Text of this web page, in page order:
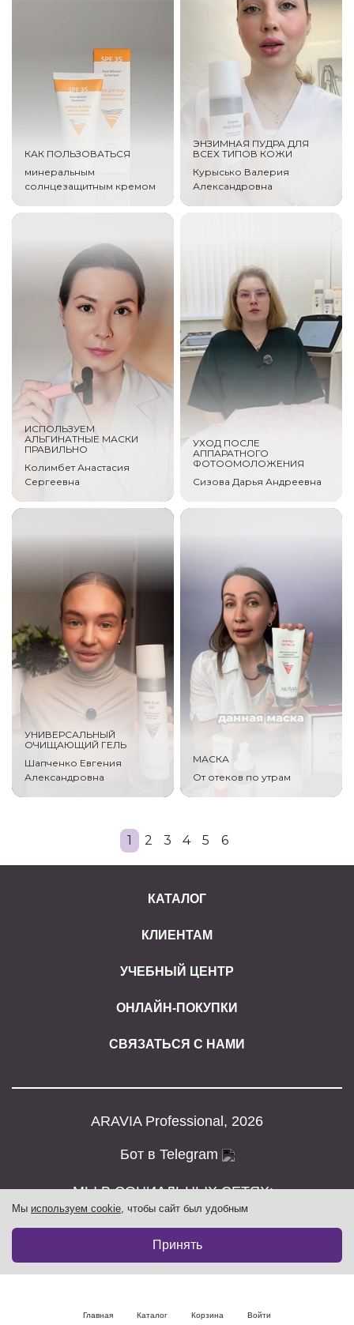
КАК ПОЛЬЗОВАТЬСЯ
минеральным
солнцезащитным кремом
ЭНЗИМНАЯ ПУДРА ДЛЯ
ВСЕХ ТИПОВ КОЖИ
Курысько Валерия
Александровна
ИСПОЛЬЗУЕМ
АЛЬГИНАТНЫЕ МАСКИ
ПРАВИЛЬНО
Колимбет Анастасия
Сергеевна
УХОД ПОСЛЕ
АППАРАТНОГО
ФОТООМОЛОЖЕНИЯ
Сизова Дарья Андреевна
УНИВЕРСАЛЬНЫЙ
ОЧИЩАЮЩИЙ ГЕЛЬ
Шапченко Евгения
Александровна
МАСКА
От отеков по утрам
1 2 3 4 5 6
КАТАЛОГ
КЛИЕНТАМ
УЧЕБНЫЙ ЦЕНТР
ОНЛАЙН-ПОКУПКИ
СВЯЗАТЬСЯ С НАМИ
ARAVIA Professional, 2026
Бот в Telegram
МЫ В СОЦИАЛЬНЫХ СЕТЯХ:
Мы используем cookie, чтобы сайт был удобным
Принять
Главная Каталог Корзина Войти